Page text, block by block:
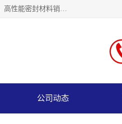
沈阳默塔化学有限公司经营范围包括：化工产品销售，专用化学产品销售，非食用盐销售，食品添加剂销售，高性能密封材料销售，涂料销售，合成材料销售，工程塑料及合成树脂销售等；主要产品有高纯电子级环丁砜，总金属离子可控制在ppb级别、纯度高、颜色浅、耐高温分解时间长，特别适合于半导体制造，硅片晶圆制造，清洗湿电子化学品，锂电池电解液，电子油墨，特种材料等高端行业；也适用于医药合成。
公司动态